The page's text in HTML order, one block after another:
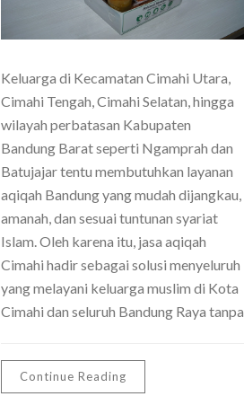
Keluarga di Kecamatan Cimahi Utara,
Cimahi Tengah, Cimahi Selatan, hingga
wilayah perbatasan Kabupaten
Bandung Barat seperti Ngamprah dan
Batujajar tentu membutuhkan layanan
aqiqah Bandung yang mudah dijangkau,
amanah, dan sesuai tuntunan syariat
Islam. Oleh karena itu, jasa aqiqah
Cimahi hadir sebagai solusi menyeluruh
yang melayani keluarga muslim di Kota
Cimahi dan seluruh Bandung Raya tanpa
Continue Reading